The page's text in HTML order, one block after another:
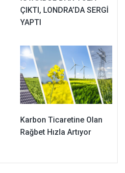
ÇIKTI, LONDRA’DA SERGİ
YAPTI
Karbon Ticaretine Olan
Rağbet Hızla Artıyor